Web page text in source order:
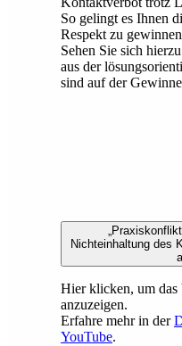
So gelingt es Ihnen
Respekt zu
Sehen Sie sich
aus der
sind auf der
Nichteinhaltung des
Hier klicken, um
anzuzeigen.
Erfahre mehr in der
YouTube.